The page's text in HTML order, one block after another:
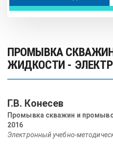
ПРОМЫВКА
ЖИДКОСТИ -
Г.В. Конесев
Промывка скважин и
2016
Электронный учебно-